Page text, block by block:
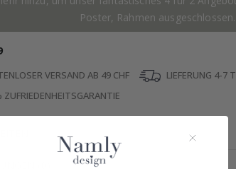
Poster, Rahmen ausgeschlossen.
VERSAND AB 49 CHF
LIEFERUNG 4-7
ZUFRIEDENHEITSGARANTIE